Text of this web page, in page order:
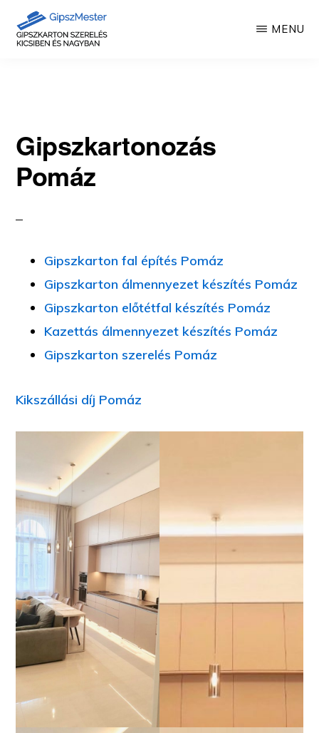
MENU
Gipszkartonozás
Pomáz
Gipszkarton fal építés Pomáz
Gipszkarton álmennyezet készítés Pomáz
Gipszkarton előtétfal készítés Pomáz
Kazettás álmennyezet készítés Pomáz
Gipszkarton szerelés Pomáz
Kikszállási díj Pomáz